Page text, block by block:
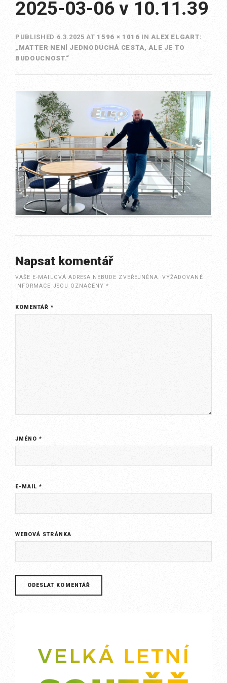
2025-03-06 v 10.11.39
PUBLISHED 6.3.2025 AT 1596 × 1016 INALEX ELGART:
„MATTER NENÍ JEDNODUCHÁ CESTA, ALE JE TO
BUDOUCNOST.“
Napsat komentář
VAŠE E-MAILOVÁ ADRESA NEBUDE ZVEŘEJNĚNA. VYŽADOVANÉ
INFORMACE JSOU OZNAČENY*
KOMENTÁŘ*
JMÉNO*
E-MAIL*
WEBOVÁ STRÁNKA